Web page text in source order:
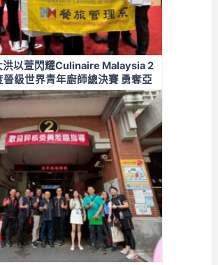
洪以萱閃耀Culinaire Malaysia 2
級世界青年廚師總決賽 勇奪亞
鏟大獎